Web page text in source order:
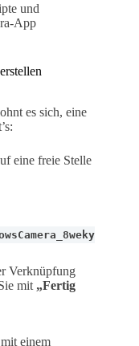
und
App
es sich, eine
eine freie Stelle
Verknüpfung
mit „Fertig
einem